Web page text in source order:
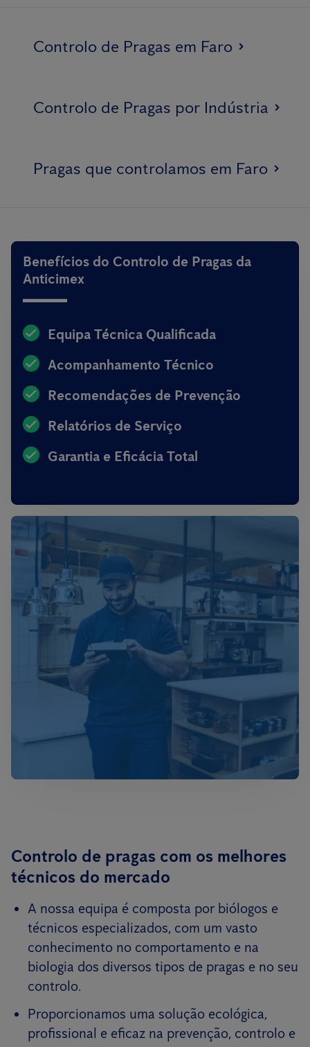
Controlo de Pragas em Faro
Controlo de Pragas por Indústria
Pragas que controlamos em Faro
Benefícios do Controlo de Pragas da
Anticimex
Equipa Técnica Qualificada
Acompanhamento Técnico
Recomendações de Prevenção
Relatórios de Serviço
Garantia e Eficácia Total
Controlo de pragas com os melhores
técnicos do mercado
A nossa equipa é composta por biólogos e
técnicos especializados, com um vasto
conhecimento no comportamento e na
biologia dos diversos tipos de pragas e no seu
controlo.
Proporcionamos uma solução ecológica,
profissional e eficaz na prevenção, controlo e